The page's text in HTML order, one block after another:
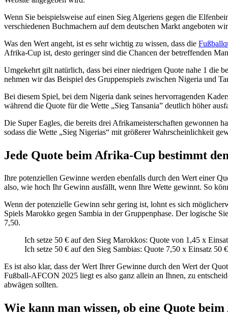
Wenn Sie beispielsweise auf einen Sieg Algeriens gegen die
verschiedenen Buchmachern auf dem deutschen Markt angeboten
Was den Wert angeht, ist es sehr wichtig zu wissen, dass die
Afrika-Cup ist, desto geringer sind die Chancen der betreffenden
Umgekehrt gilt natürlich, dass bei einer niedrigen Quote nahe 1 die
nehmen wir das Beispiel des Gruppenspiels zwischen Nigeria und
Bei diesem Spiel, bei dem Nigeria dank seines hervorragenden
während die Quote für die Wette „Sieg Tansania” deutlich höher
Die Super Eagles, die bereits drei Afrikameisterschaften gewonnen
sodass die Wette „Sieg Nigerias“ mit größerer Wahrscheinlichkeit
Jede Quote beim Afrika-Cup bestimmt
Ihre potenziellen Gewinne werden ebenfalls durch den Wert einer
also, wie hoch Ihr Gewinn ausfällt, wenn Ihre Wette gewinnt. So
Wenn der potenzielle Gewinn sehr gering ist, lohnt es sich
Spiels Marokko gegen Sambia in der Gruppenphase. Der logische
7,50.
Ich setze 50 € auf den Sieg Marokkos: Quote von 1,45 x
Ich setze 50 € auf den Sieg Sambias: Quote 7,50 x Einsatz
Es ist also klar, dass der Wert Ihrer Gewinne durch den Wert der
Fußball-AFCON 2025 liegt es also ganz allein an Ihnen, zu
abwägen sollten.
Wie kann man wissen, ob eine Quote